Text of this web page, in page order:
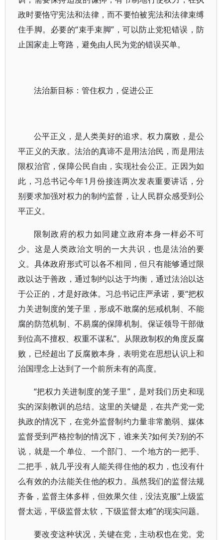
政时要恪守宪法和法律，而不要怕被宪法和法律束缚
住手脚。必要的“束手束脚”，可以防止党犯错误，防
止国家走上弯路，避免由人民为党的错误买单。
法治新目标：管住权力，促进公正
公平正义，是人类美好的追求。权力腐败，是公
平正义的天敌。法治的真谛不是用法治民，而是用法
限权治官，保障公民自由，实现社会公正。正因为如
此，习总书记今年1月份接连两次发表重要讲话，分
别要求加强对权力的制约监督，让人民群众感受到公
平正义。
限制政府的权力如同建立政府本身一样必不可
少。这是人类政治文明的一大共识，也是法治的要
义。具体政府形式可以各不相同，但只有能够通过限
政以达于善政，通过制约以达于均衡，通过法治以达
于公正的，才是好政体。习总书记庄严承诺，要“把权
力关进制度的笼子里，形成不敢腐的惩戒机制、不能
腐的防范机制、不易腐的保障机制。保证领导干部做
到位高不擅权、权重不谋私”。从限政制权的角度反腐
败，已经超出了反腐败本身，表明党在思想认识上和
治国理念上达到了一个前所未有的高度。
“把权力关进制度的笼子里”，是对我们历史和现
实的深刻教训的总结。这里的关键是，在共产党一党
执政的情况下，在党外监督制约力量非常脆弱、媒体
监督受到严格控制的情况下，谁来关?如何关?别的不
说，就是一个单位、一个部门、一个地方的一把手、
二把手，就几乎没有人能关得住他的权力，也没有什
么有效的办法能关住他的权力。虽然我们的监督法规
齐备，监督主体多样，但效果欠佳，没法克服“上级监
督太远，平级监督太软，下级监督太难”的现实问题。
要改变这种状况，关键在党，主动权也在党。党